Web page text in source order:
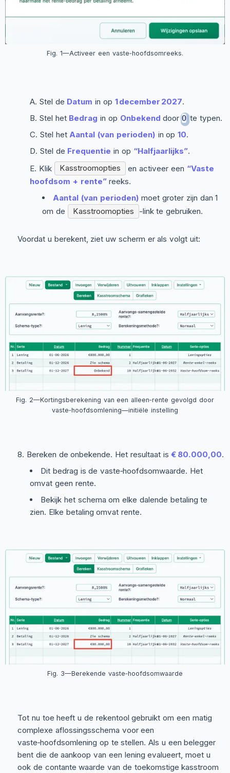
Fig. 1—Activeer een vaste‑hoofdsomreeks.
Stel de Datum in op 1 december 2027.
Stel het Bedrag in op Onbekend doorO te typen.
Stel het Aantal (van perioden) in op10.
Stel de Frequentie in op “Halfjaarlijks”.
Klik
Kasstroomopties en activeer een “Vaste
hoofdsom + rente”reeks.
Aantal (van perioden) moet groter zijn dan 1
om de
Kasstroomopties -link te gebruiken.
Voordat u berekent, ziet uw scherm er als volgt uit:
Fig. 2—Kortingsberekening van een alleen‑rente gevolgd door
vaste‑hoofdsomlening—initiële instelling
Bereken de onbekende. Het resultaat is€ 80.000,00.
Dit bedrag is de vaste‑hoofdsomwaarde. Het
omvat geen rente.
Bekijk het schema om elke dalende betaling te
zien. Elke betaling omvat rente.
Fig. 3—Berekende vaste‑hoofdsomwaarde
Tot nu toe heeft u de rekentool gebruikt om een matig
complexe aflossingsschema voor een
vaste‑hoofdsomlening op te stellen. Als u een belegger
bent die de aankoop van een lening evalueert, moet u
ook de contante waarde van de toekomstige kasstroom